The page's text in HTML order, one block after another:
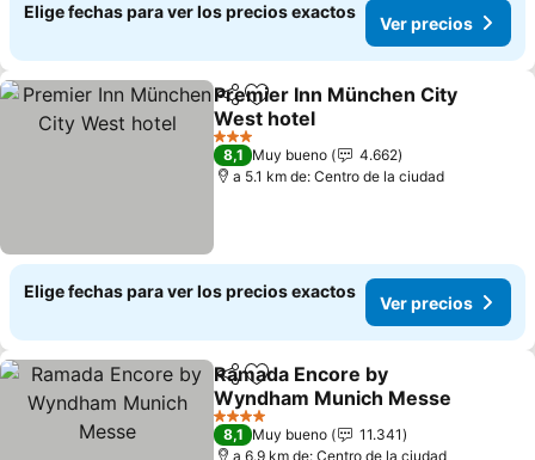
Elige fechas para ver los precios exactos
Ver precios
CompartirAgregar a favoritos
Premier Inn München City
West hotel
Ver precios
3 Estrellas
8,1 Muy bueno
4.662
a 5.1 km de: Centro de la ciudad
Elige fechas para ver los precios exactos
Ver precios
CompartirAgregar a favoritos
Ramada Encore by
Wyndham Munich Messe
Ver precios
4 Estrellas
8,1 Muy bueno
11.341
a 6.9 km de: Centro de la ciudad